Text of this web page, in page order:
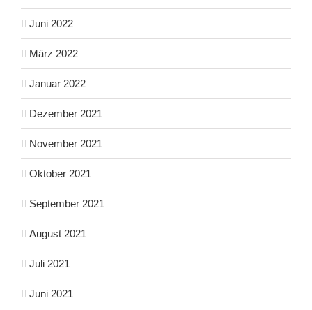
Juni 2022
März 2022
Januar 2022
Dezember 2021
November 2021
Oktober 2021
September 2021
August 2021
Juli 2021
Juni 2021